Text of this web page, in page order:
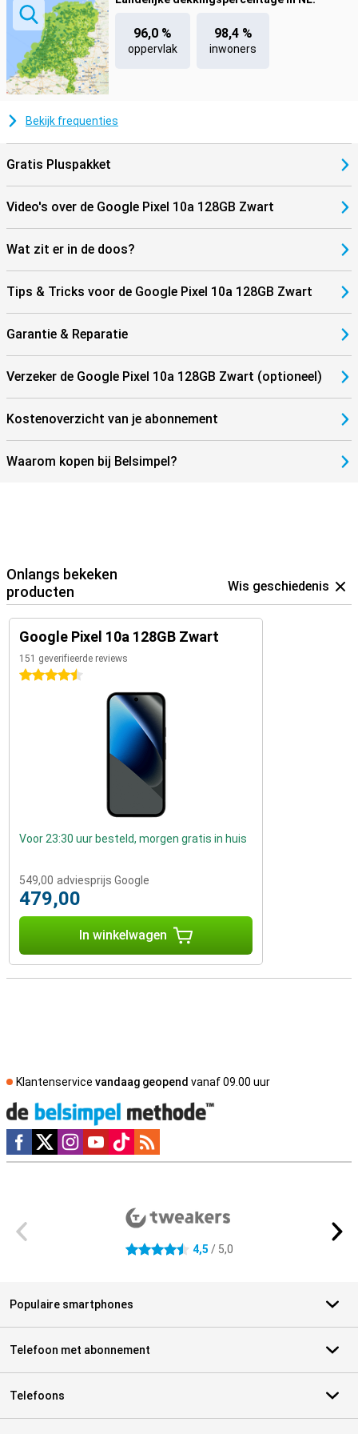
zodat je toestel altijd up-to-date en veilig blijft. Daarnaast voegen
automatische Pixel Feature Drops regelmatig nieuwe functies toe,
waardoor je toestel steeds beter wordt. Van Magische foto-editor
en Circle to Search, tot Live ondertiteling en AI-audiofilters: je haalt
alles uit je telefoon, nu en in de toekomst. Met slimme
beveiligingsopties zoals gezichtsherkenning, een snelle
In noodgevallen kun je rekenen op functies zoals auto-
ongelukdetectie, crisiswaarschuwingen en nood-SOS. Je privacy is
goed beschermd dankzij Google Safe Browsing, een ingebouwde
VPN en de jarenlange beveiligingsupdates. Zo blijf je veilig, online en
offline.
96,0 %
oppervlak
98,4 %
inwoners
Bekijk frequenties
Gratis Pluspakket
Video's over de Google Pixel 10a 128GB Zwart
Wat zit er in de doos?
Tips & Tricks voor de Google Pixel 10a 128GB Zwart
Garantie & Reparatie
Verzeker de Google Pixel 10a 128GB Zwart (optioneel)
Kostenoverzicht van je abonnement
Waarom kopen bij Belsimpel?
Onlangs bekeken
producten
Wis geschiedenis
Google Pixel 10a 128GB Zwart
151 geverifieerde reviews
4.5 sterren
Voor 23:30 uur besteld, morgen gratis in huis
549,00 adviesprijs Google
479,00
In winkelwagen
Klantenservice vandaag geopend vanaf 09.00 uur
Social media
4.5 sterren 4,5 / 5,0
Populaire smartphones
Telefoon met abonnement
Telefoons